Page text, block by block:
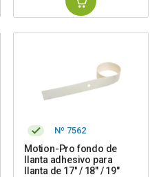
Nº 7562
Motion-Pro fondo de
llanta adhesivo para
llanta de 17'' / 18" / 19"